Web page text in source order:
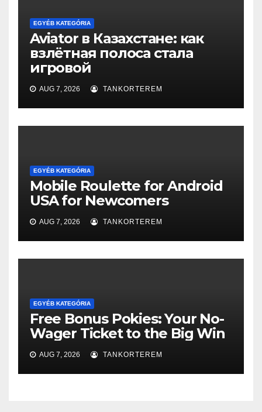
EGYÉB KATEGÓRIA
Aviator в Казахстане: как
взлётная полоса стала
игровой
AUG 7, 2026 TANKORTEREM
EGYÉB KATEGÓRIA
Mobile Roulette for Android
USA for Newcomers
AUG 7, 2026 TANKORTEREM
EGYÉB KATEGÓRIA
Free Bonus Pokies: Your No-
Wager Ticket to the Big Win
AUG 7, 2026 TANKORTEREM